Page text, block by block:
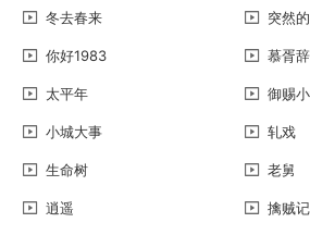
冬去春来 突然
你好1983 慕胥辞
太平年 御赐
小城大事 轧戏
生命树 老舅
逍遥 擒贼记